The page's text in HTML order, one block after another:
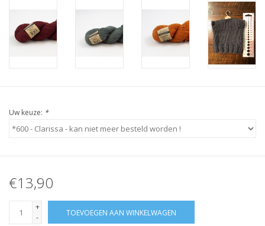
Uw keuze: *
€13,90
+
-
TOEVOEGEN AAN WINKELWAGEN